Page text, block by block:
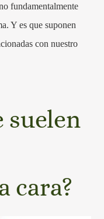
fundamentalmente
Y es que suponen
con nuestro
suelen
cara?